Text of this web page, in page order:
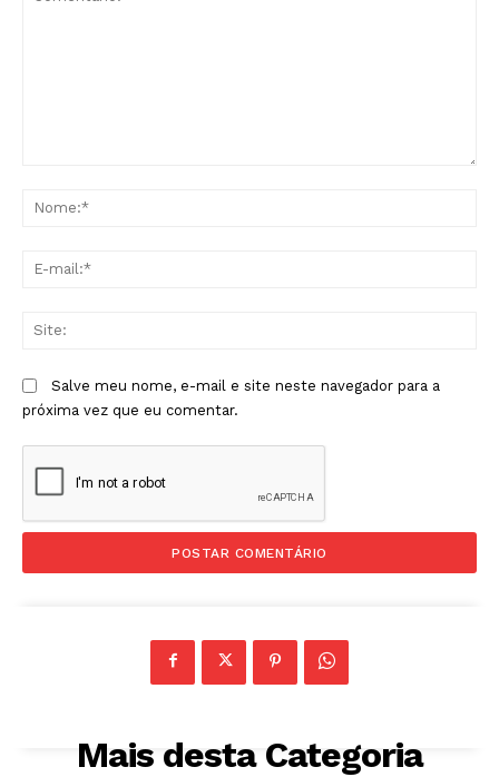
Salve meu nome, e-mail e site neste navegador para a
próxima vez que eu comentar.
Mais desta Categoria